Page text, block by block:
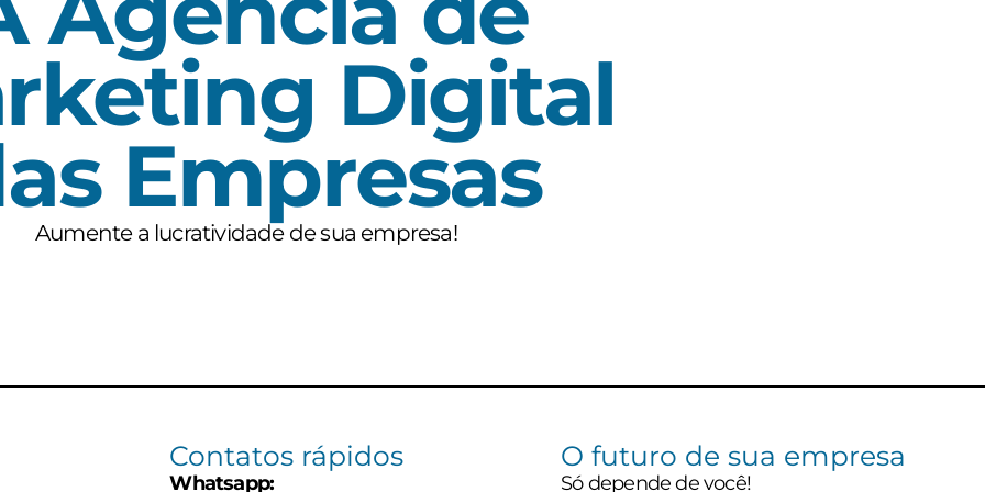
Digital
Empresas
Aumente a lucratividade de sua empresa!
Contatos rápidos
Whatsapp:
O futuro de sua empresa
Só depende de você!